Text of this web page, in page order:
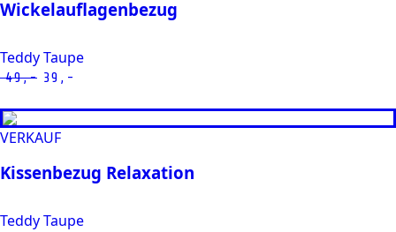
Wickelauflagenbezug
Teddy Taupe
Oorspronkelijke
prijs
was:
€ 49,-.
39,-
Huidige
prijs
is:
€ 39,-.
VERKAUF
Kissenbezug Relaxation
Teddy Taupe